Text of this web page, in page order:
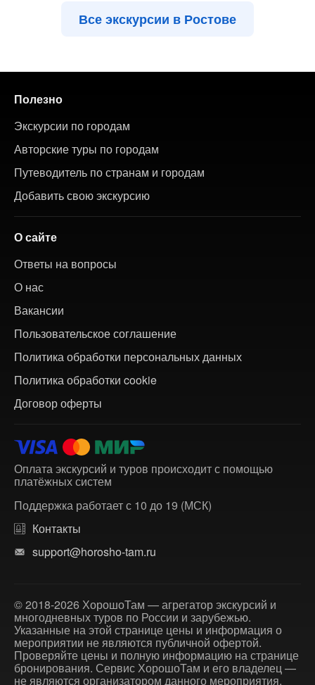
Все экскурсии в Ростове
Полезно
Экскурсии по городам
Авторские туры по городам
Путеводитель по странам и городам
Добавить свою экскурсию
О сайте
Ответы на вопросы
О нас
Вакансии
Пользовательское соглашение
Политика обработки персональных данных
Политика обработки cookie
Договор оферты
Оплата экскурсий и туров происходит с помощью
платёжных систем
Поддержка работает с 10 до 19 (МСК)
Контакты
support@horosho-tam.ru
© 2018-2026 ХорошоТам — агрегатор экскурсий и
многодневных туров по России и зарубежью.
Указанные на этой странице цены и информация о
мероприятии не являются публичной офертой.
Проверяйте цены и полную информацию на странице
бронирования. Сервис ХорошоТам и его владелец —
не являются организатором данного мероприятия.